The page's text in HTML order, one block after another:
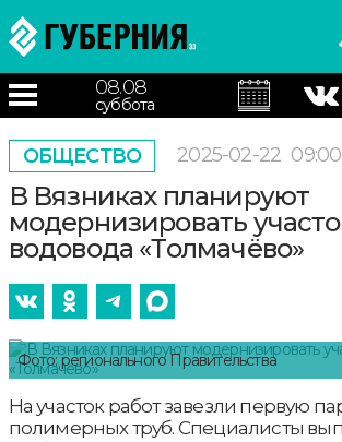
08.08
суббота
ОБЩЕСТВО 2025-02-22 09:00
В Вязниках планируют
модернизировать
водовода «Толмачёво»
Фото: регионального Правительства
На участок работ завезли первую
полимерных труб. Специалисты